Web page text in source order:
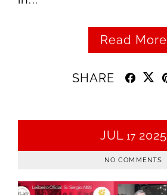
Read More
SHARE
JUL 17 2025
NO COMMENTS